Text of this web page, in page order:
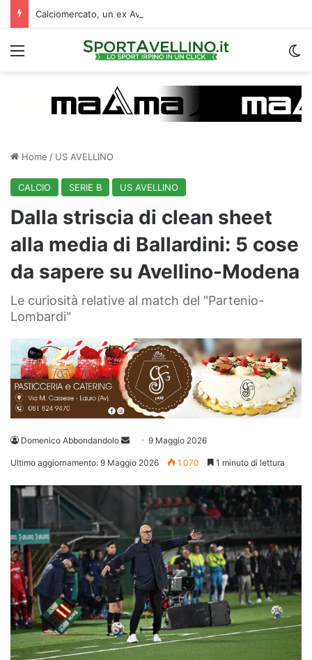
Menu
Home / US AVELLINO
CALCIO SERIE B US AVELLINO
Dalla striscia di clean sheet
alla media di Ballardini: 5 cose
da sapere su Avellino-Modena
Le curiosità relative al match del "Partenio-
Lombardi"
Domenico Abbondandolo
Invia 9 Maggio 2026
Ultimo aggiornamento: 9 Maggio 2026 1.070 1 minuto di lettura